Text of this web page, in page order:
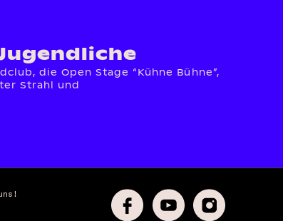
die Open Stage “Kühne Bühne”,
Strahl und